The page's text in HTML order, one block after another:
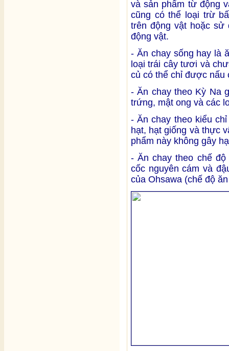
và sản phẩm từ động
cũng có thể loại trừ
trên động vật hoặc sử
động vật.
- Ăn chay sống hay là
loại trái cây tươi và
củ có thể chỉ được nấu
- Ăn chay theo Kỳ Na
trứng, mật ong và các
- Ăn chay theo kiểu
hạt, hạt giống và thực
phẩm này không gây
- Ăn chay theo chế
cốc nguyên cám và
của Ohsawa (chế độ